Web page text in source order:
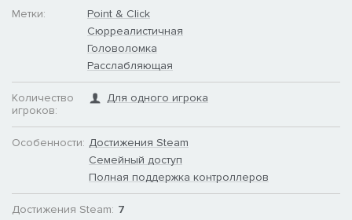
Метки:
Point & Click
Сюрреалистичная
Головоломка
Расслабляющая
Количество
игроков:
Для одного игрока
Особенности: Достижения Steam
Семейный доступ
Полная поддержка контроллеров
Достижения Steam: 7